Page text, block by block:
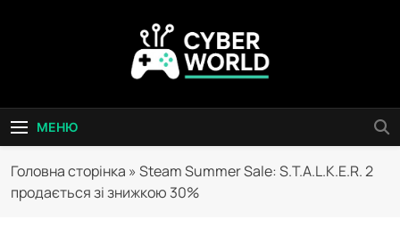
Сyber World
МЕНЮ
Головна сторінка » Steam Summer Sale: S.T.A.L.K.E.R. 2
продається зі знижкою 30%